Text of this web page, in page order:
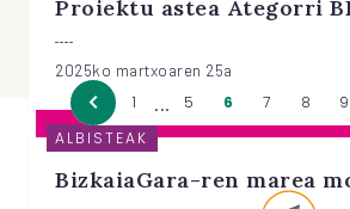
Proiektu astea Ategorri
2025ko martxoaren 25a
ALBISTEAK
BizkaiaGara-ren marea
1 5 6 7 8 9